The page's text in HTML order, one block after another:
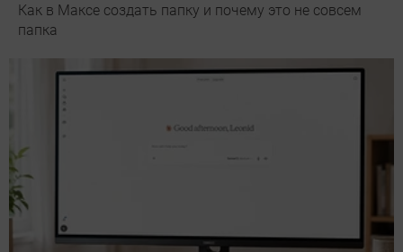
Как в Максе создать папку и почему это не совсем
папка